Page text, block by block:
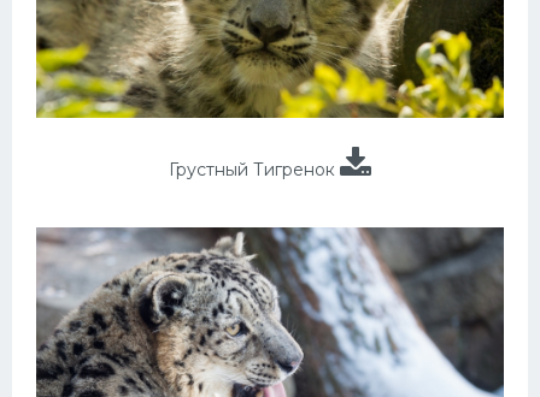
Грустный Тигренок